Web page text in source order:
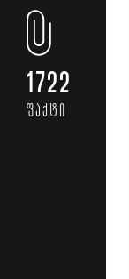
1722
ფაქტი